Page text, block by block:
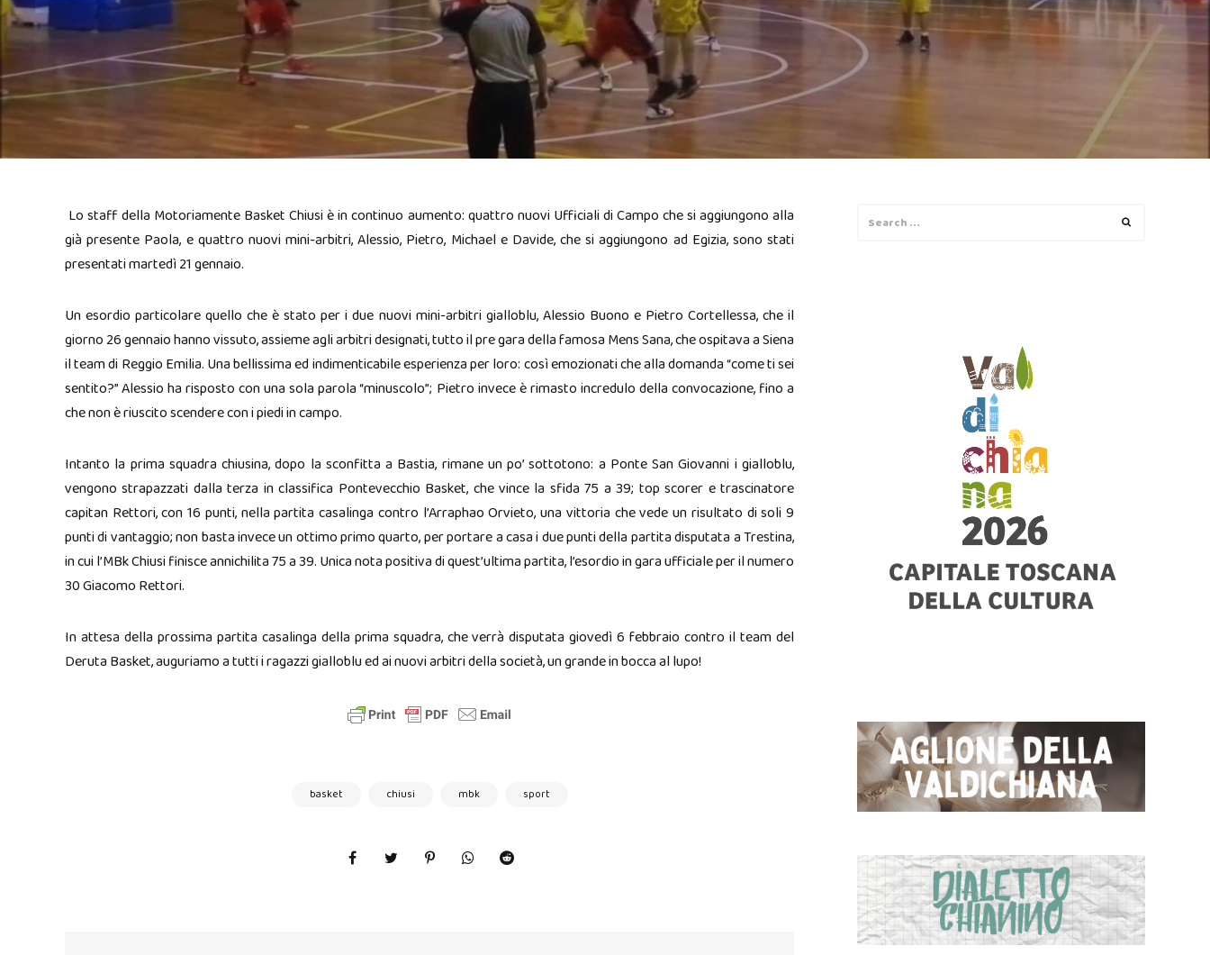
Lo staff della Motoriamente Basket Chiusi è in continuo aumento: quattro nuovi Ufficiali di Campo che si aggiungono alla
già presente Paola, e quattro nuovi mini-arbitri, Alessio, Pietro, Michael e Davide, che si aggiungono ad Egizia, sono stati
presentati martedì 21 gennaio.
Un esordio particolare quello che è stato per i due nuovi mini-arbitri gialloblu, Alessio Buono e Pietro Cortellessa, che il
giorno 26 gennaio hanno vissuto, assieme agli arbitri designati, tutto il pre gara della famosa Mens Sana, che ospitava a Siena
il team di Reggio Emilia. Una bellissima ed indimenticabile esperienza per loro: così emozionati che alla domanda “come ti sei
sentito?” Alessio ha risposto con una sola parola “minuscolo”; Pietro invece è rimasto incredulo della convocazione, fino a
che non è riuscito scendere con i piedi in campo.
Intanto la prima squadra chiusina, dopo la sconfitta a Bastia, rimane un po’ sottotono: a Ponte San Giovanni i gialloblu,
vengono strapazzati dalla terza in classifica Pontevecchio Basket, che vince la sfida 75 a 39; top scorer e trascinatore
capitan Rettori, con 16 punti, nella partita casalinga contro l’Arraphao Orvieto, una vittoria che vede un risultato di soli 9
punti di vantaggio; non basta invece un ottimo primo quarto, per portare a casa i due punti della partita disputata a Trestina,
in cui l’MBk Chiusi finisce annichilita 75 a 39. Unica nota positiva di quest’ultima partita, l’esordio in gara ufficiale per il numero
30 Giacomo Rettori.
In attesa della prossima partita casalinga della prima squadra, che verrà disputata giovedì 6 febbraio contro il team del
Deruta Basket, auguriamo a tutti i ragazzi gialloblu ed ai nuovi arbitri della società, un grande in bocca al lupo!
basket chiusi mbk sport
for: